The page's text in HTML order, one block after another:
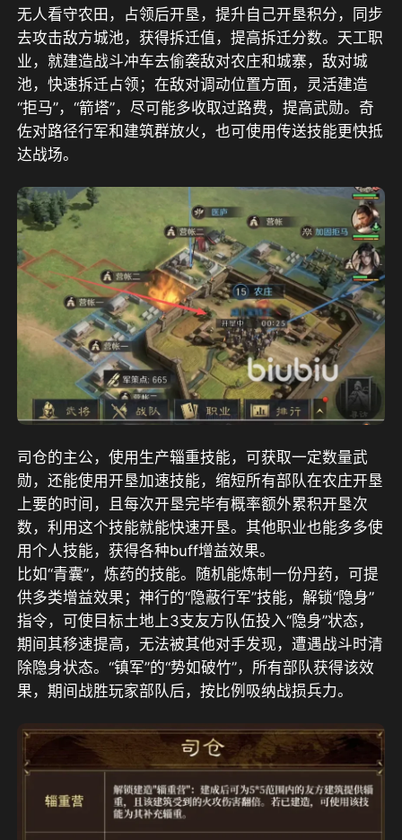
无人看守农田，占领后开垦，提升自己开垦积分，同步
去攻击敌方城池，获得拆迁值，提高拆迁分数。天工职
业，就建造战斗冲车去偷袭敌对农庄和城寨，敌对城
池，快速拆迁占领；在敌对调动位置方面，灵活建造
“拒马”，“箭塔”，尽可能多收取过路费，提高武勋。奇
佐对路径行军和建筑群放火，也可使用传送技能更快抵
达战场。
司仓的主公，使用生产辎重技能，可获取一定数量武
勋，还能使用开垦加速技能，缩短所有部队在农庄开垦
上要的时间，且每次开垦完毕有概率额外累积开垦次
数，利用这个技能就能快速开垦。其他职业也能多多使
用个人技能，获得各种buff增益效果。
比如“青囊”，炼药的技能。随机能炼制一份丹药，可提
供多类增益效果；神行的“隐蔽行军”技能，解锁“隐身”
指令，可使目标土地上3支友方队伍投入“隐身”状态，
期间其移速提高，无法被其他对手发现，遭遇战斗时清
除隐身状态。“镇军”的“势如破竹”，所有部队获得该效
果，期间战胜玩家部队后，按比例吸纳战损兵力。